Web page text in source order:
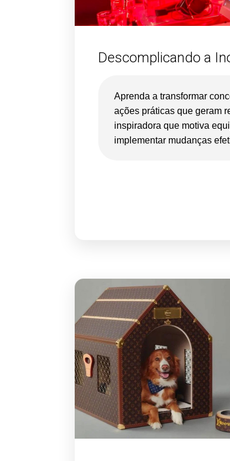
Descomplicando a
Aprenda a transformar
ações práticas que geram
inspiradora que motiva
implementar mudanças